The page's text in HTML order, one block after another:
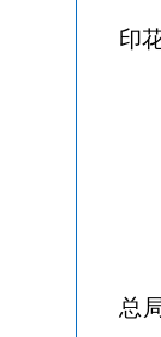
印
总